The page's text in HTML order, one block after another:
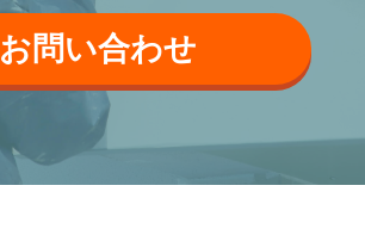
お問い合わせ